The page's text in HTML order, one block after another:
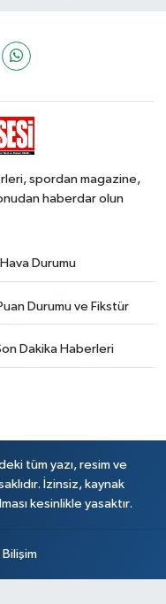
spordan magazine,
haberdar olun
Hava Durumu
Durumu ve Fikstür
Dakika Haberleri
tüm yazı, resim ve
İzinsiz, kaynak
kesinlikle yasaktır.
Bilişim